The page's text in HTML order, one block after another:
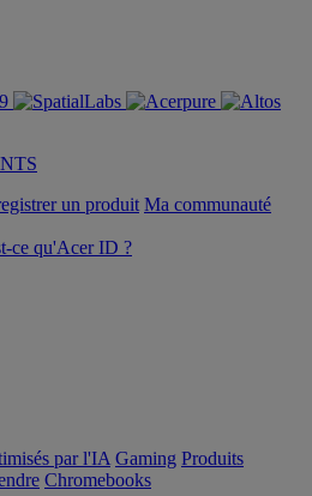
un produit Ma communauté
ce qu'Acer ID ?
par l'IA Gaming Produits
Chromebooks